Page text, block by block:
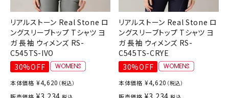
リアルストーン Real Stone ロ
ングスリーブトップ Tシャツ ヨ
ガ 長袖 ウィメンズ RS-
C545TS-IVO
30%OFF
本体価格 ¥4,620 （税込）
販売価格 ¥3,234
リアルストーン Real Stone ロ
ングスリーブトップ Tシャツ ヨ
ガ 長袖 ウィメンズ RS-
C545TS-CRYE
30%OFF
本体価格 ¥4,620 （税込）
販売価格 ¥3,234